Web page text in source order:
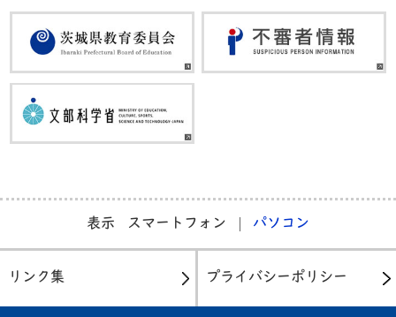
表示 スマートフォン パソコン
リンク集 プライバシーポリシー